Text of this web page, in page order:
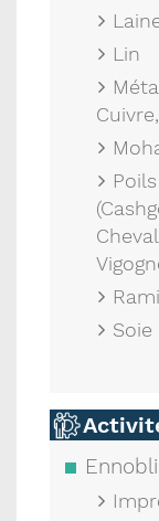
Lin
Soie